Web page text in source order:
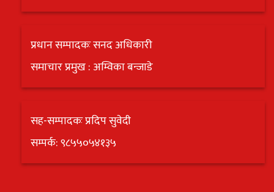
प्रधान सम्पादकः सनद अधिकारी
समाचार प्रमुख : अम्विका बन्जाडे
सह-सम्पादकः प्रदिप सुवेदी
सम्पर्क: ९८५५०५४१३५